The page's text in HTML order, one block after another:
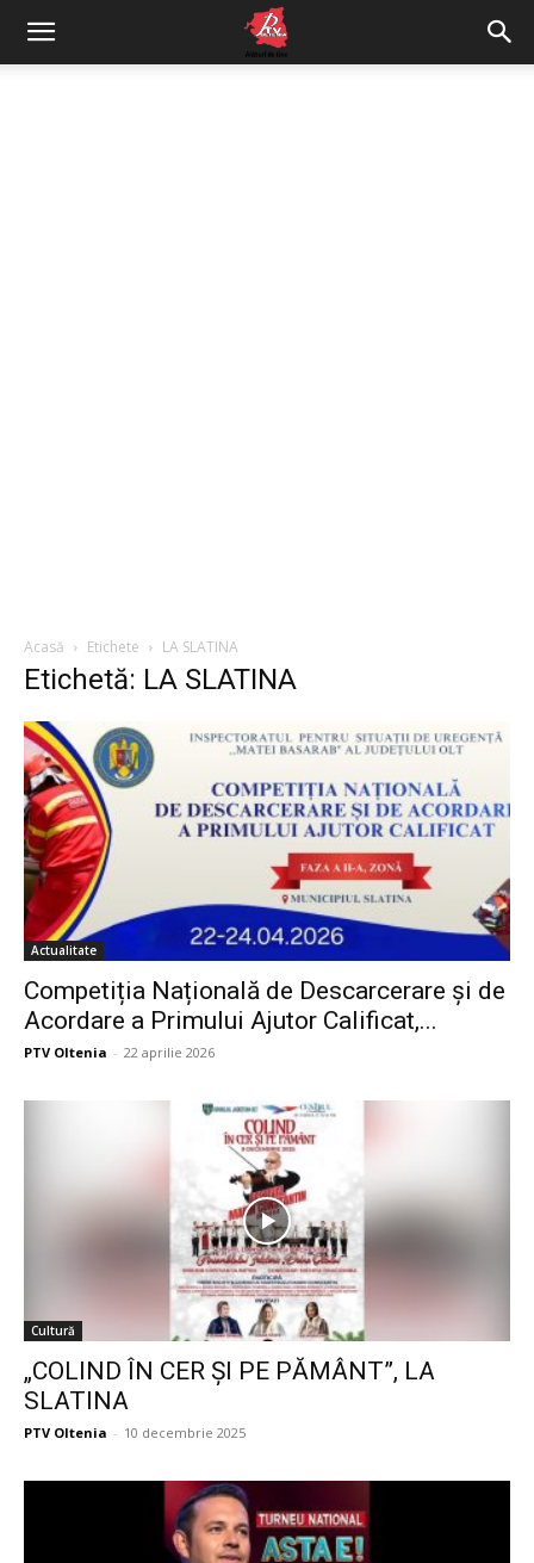
Acasă Etichete LA SLATINA
Etichetă: LA SLATINA
Actualitate
Competiția Națională de Descarcerare și de
Acordare a Primului Ajutor Calificat,...
PTV Oltenia - 22 aprilie 2026
Cultură
„COLIND ÎN CER ȘI PE PĂMÂNT”, LA
SLATINA
PTV Oltenia - 10 decembrie 2025